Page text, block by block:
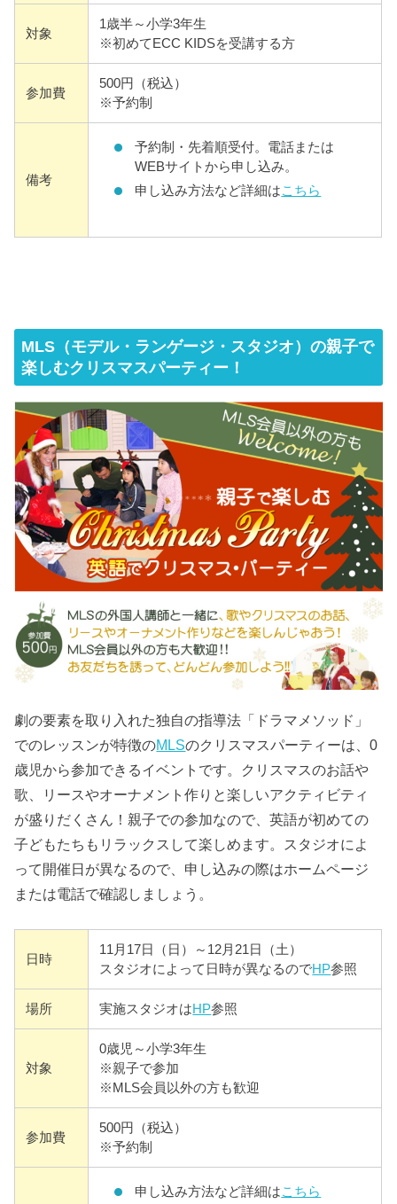
対象
1歳半～小学3年生
※初めてECC KIDSを受講する方
参加費
500円（税込）
※予約制
備考
予約制・先着順受付。電話または
WEBサイトから申し込み。
申し込み方法など詳細はこちら
MLS（モデル・ランゲージ・スタジオ）の親子で
楽しむクリスマスパーティー！
劇の要素を取り入れた独自の指導法「ドラマメソッド」
でのレッスンが特徴のMLSのクリスマスパーティーは、0
歳児から参加できるイベントです。クリスマスのお話や
歌、リースやオーナメント作りと楽しいアクティビティ
が盛りだくさん！親子での参加なので、英語が初めての
子どもたちもリラックスして楽しめます。スタジオによ
って開催日が異なるので、申し込みの際はホームページ
または電話で確認しましょう。
日時
11月17日（日）～12月21日（土）
スタジオによって日時が異なるのでHP参照
場所 実施スタジオはHP参照
対象
0歳児～小学3年生
※親子で参加
※MLS会員以外の方も歓迎
参加費
500円（税込）
※予約制
申し込み方法など詳細はこちら